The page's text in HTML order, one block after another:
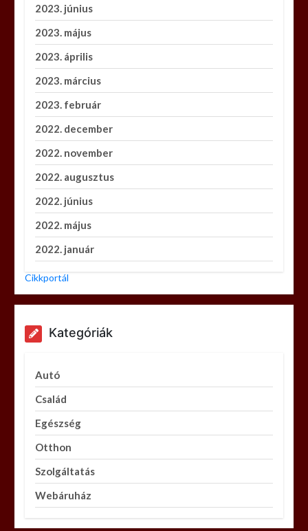
2023. június
2023. május
2023. április
2023. március
2023. február
2022. december
2022. november
2022. augusztus
2022. június
2022. május
2022. január
Cikkportál
Kategóriák
Autó
Család
Egészség
Otthon
Szolgáltatás
Webáruház